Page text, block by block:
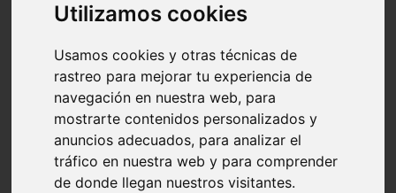
Utilizamos cookies
Usamos cookies y otras técnicas de
rastreo para mejorar tu experiencia de
navegación en nuestra web, para
mostrarte contenidos personalizados y
anuncios adecuados, para analizar el
tráfico en nuestra web y para comprender
de donde llegan nuestros visitantes.
comportamiento
protagonistas
abandono
adopci n
higiene
snacks
acuario
iberzoo propet
comercios
estanques